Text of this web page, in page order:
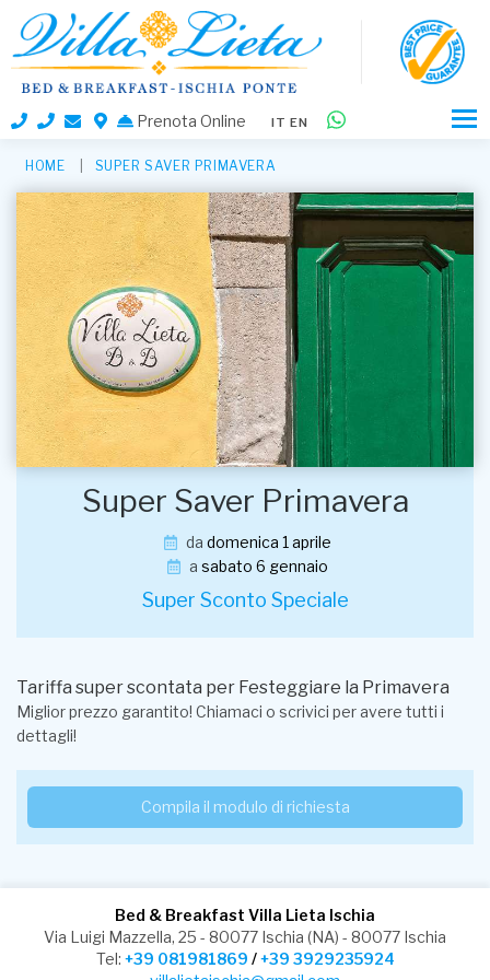
Prenota Online IT EN
HOME SUPER SAVER PRIMAVERA
Super Saver Primavera
dadomenica 1 aprile
asabato 6 gennaio
Super Sconto Speciale
Tariffa super scontata per Festeggiare la Primavera
Miglior prezzo garantito! Chiamaci o scrivici per avere tutti i
dettagli!
Compila il modulo di richiesta
Bed & Breakfast Villa Lieta Ischia
Via Luigi Mazzella, 25 - 80077 Ischia (NA) - 80077 Ischia
Tel: +39 081981869 /+39 3929235924